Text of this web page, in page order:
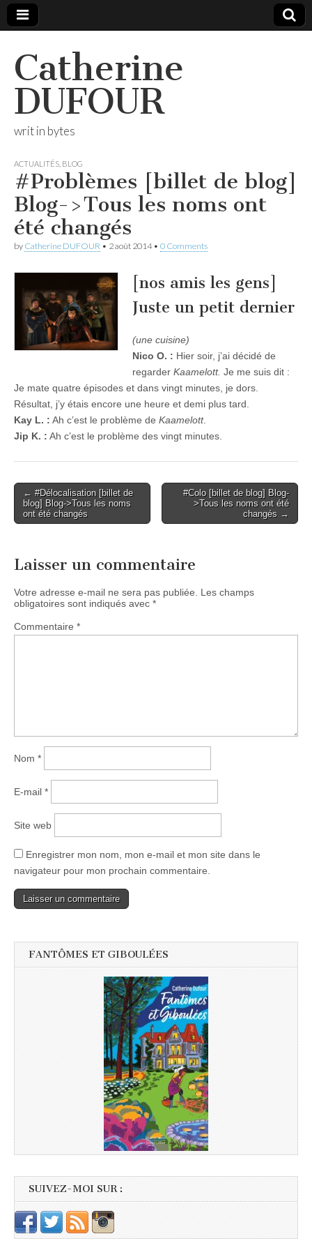
Catherine
DUFOUR
writ in bytes
ACTUALITÉS BLOG
#Problèmes [billet de blog]
Blog->Tous les noms ont
été changés
by Catherine DUFOUR • 2 août 2014• 0 Comments
[nos amis les gens]
Juste un petit dernier
(une cuisine)
Nico O. : Hier soir, j’ai décidé de
regarder Kaamelott. Je me suis dit :
Je mate quatre épisodes et dans vingt minutes, je dors.
Résultat, j’y étais encore une heure et demi plus tard.
Kay L. : Ah c’est le problème de Kaamelott.
Jip K. : Ah c’est le problème des vingt minutes.
Post
navigation
← #Délocalisation [billet de
blog] Blog->Tous les noms
ont été changés
#Colo [billet de blog] Blog-
>Tous les noms ont été
changés →
Laisser un commentaire
Votre adresse e-mail ne sera pas publiée.
Les champs
obligatoires sont indiqués avec *
Commentaire *
Nom *
E-mail *
Site web
Enregistrer mon nom, mon e-mail et mon site dans le
navigateur pour mon prochain commentaire.
FANTÔMES ET GIBOULÉES
SUIVEZ-MOI SUR :